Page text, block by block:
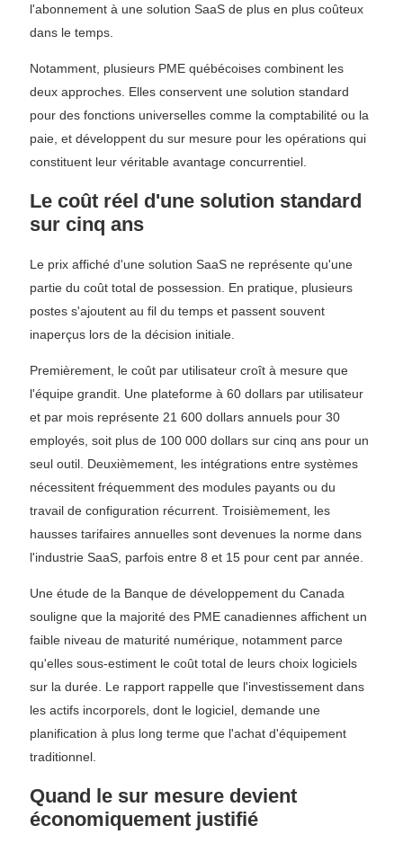
l'abonnement à une solution SaaS de plus en plus coûteux
dans le temps.
Notamment, plusieurs PME québécoises combinent les
deux approches. Elles conservent une solution standard
pour des fonctions universelles comme la comptabilité ou la
paie, et développent du sur mesure pour les opérations qui
constituent leur véritable avantage concurrentiel.
Le coût réel d'une solution standard
sur cinq ans
Le prix affiché d'une solution SaaS ne représente qu'une
partie du coût total de possession. En pratique, plusieurs
postes s'ajoutent au fil du temps et passent souvent
inaperçus lors de la décision initiale.
Premièrement, le coût par utilisateur croît à mesure que
l'équipe grandit. Une plateforme à 60 dollars par utilisateur
et par mois représente 21 600 dollars annuels pour 30
employés, soit plus de 100 000 dollars sur cinq ans pour un
seul outil. Deuxièmement, les intégrations entre systèmes
nécessitent fréquemment des modules payants ou du
travail de configuration récurrent. Troisièmement, les
hausses tarifaires annuelles sont devenues la norme dans
l'industrie SaaS, parfois entre 8 et 15 pour cent par année.
Une étude de la Banque de développement du Canada
souligne que la majorité des PME canadiennes affichent un
faible niveau de maturité numérique, notamment parce
qu'elles sous-estiment le coût total de leurs choix logiciels
sur la durée. Le rapport rappelle que l'investissement dans
les actifs incorporels, dont le logiciel, demande une
planification à plus long terme que l'achat d'équipement
traditionnel.
Quand le sur mesure devient
économiquement justifié